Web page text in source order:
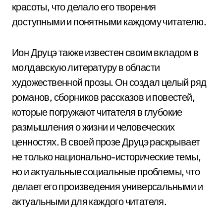
красоты, что делало его творения
доступными и понятными каждому читателю.
Ион Друцэ также известен своим вкладом в
молдавскую литературу в области
художественной прозы. Он создал целый ряд
романов, сборников рассказов и повестей,
которые погружают читателя в глубокие
размышления о жизни и человеческих
ценностях. В своей прозе Друцэ раскрывает
не только национально-исторические темы,
но и актуальные социальные проблемы, что
делает его произведения универсальными и
актуальными для каждого читателя.